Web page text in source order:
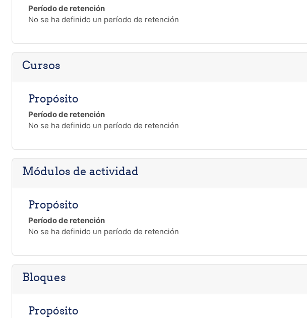
Período de retención
No se ha definido un período de retención
Cursos
Propósito
Período de retención
No se ha definido un período de retención
Módulos de actividad
Propósito
Período de retención
No se ha definido un período de retención
Bloques
Propósito